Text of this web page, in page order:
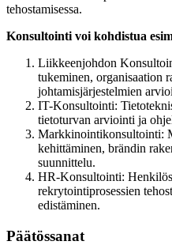
tehostamisessa.
Konsultointi voi kohdistua
Liikkeenjohdon
tukeminen, organisaation
johtamisjärjestelmien
IT-Konsultointi:
tietoturvan arviointi ja
Markkinointikonsultointi:
kehittäminen, brändin
suunnittelu.
HR-Konsultointi:
rekrytointiprosessien
edistäminen.
Päätössanat